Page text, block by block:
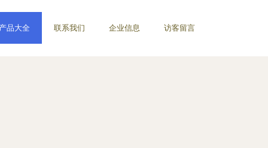
品大全 联系我们 企业信息 访客留言